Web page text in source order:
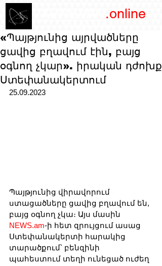
.online
«Պայթյունից այրվածները
ցավից բղավում էին, բայց
օգնող չկար». իրական դժոխք
Ստեփանակերտում
25.09.2023
Պայթյունից վիրավորում
ստացածները ցավից բղավում են,
բայց օգնող չկա։ Այս մասին
NEWS.am-ի հետ զրույցում ասաց
Ստեփանակերտի հարակից
տարածքում՝ բենզինի
պահեստում տեղի ունեցած ուժեղ